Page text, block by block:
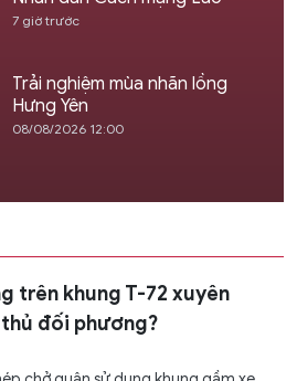
7 giờ trước
Trải nghiệm mùa nhãn lồng
Hưng Yên
08/08/2026 12:00
trên khung T-72 xuyên
đối phương?